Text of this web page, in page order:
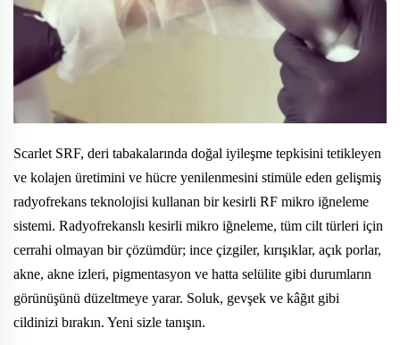
Scarlet SRF, deri tabakalarında doğal iyileşme tepkisini tetikleyen
ve kolajen üretimini ve hücre yenilenmesini stimüle eden gelişmiş
radyofrekans teknolojisi kullanan bir kesirli RF mikro iğneleme
sistemi. Radyofrekanslı kesirli mikro iğneleme, tüm cilt türleri için
cerrahi olmayan bir çözümdür; ince çizgiler, kırışıklar, açık porlar,
akne, akne izleri, pigmentasyon ve hatta selülite gibi durumların
görünüşünü düzeltmeye yarar. Soluk, gevşek ve kâğıt gibi
cildinizi bırakın. Yeni sizle tanışın.